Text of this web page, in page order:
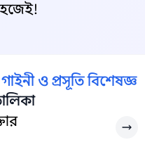
গাইনী ও প্রসূতি বিশেষজ্ঞ